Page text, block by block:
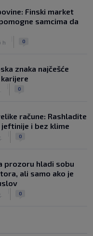
Finski market
samcima da
h 0
znaka najčešće
0
račune: Rashladite
i bez klime
0
prozoru hladi sobu
ali samo ako je
0